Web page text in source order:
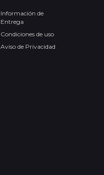
Información de
Entrega
Condiciones de uso
Aviso de Privacidad